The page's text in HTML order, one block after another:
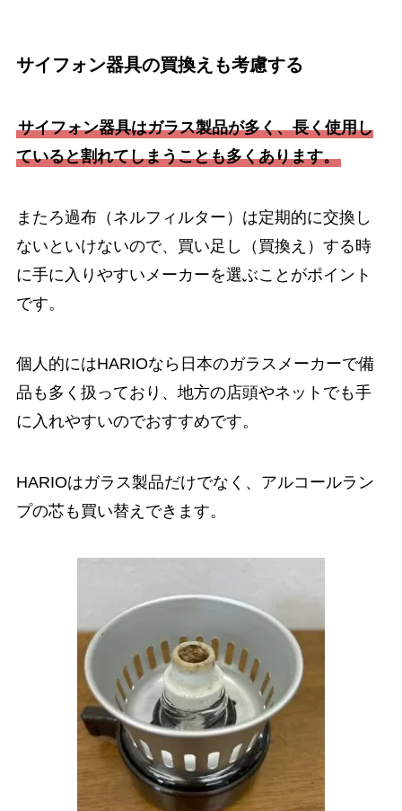
サイフォン器具の買換えも考慮する
サイフォン器具はガラス製品が多く、長く使用し
ていると割れてしまうことも多くあります。
またろ過布（ネルフィルター）は定期的に交換し
ないといけないので、買い足し（買換え）する時
に手に入りやすいメーカーを選ぶことがポイント
です。
個人的にはHARIOなら日本のガラスメーカーで備
品も多く扱っており、地方の店頭やネットでも手
に入れやすいのでおすすめです。
HARIOはガラス製品だけでなく、アルコールラン
プの芯も買い替えできます。